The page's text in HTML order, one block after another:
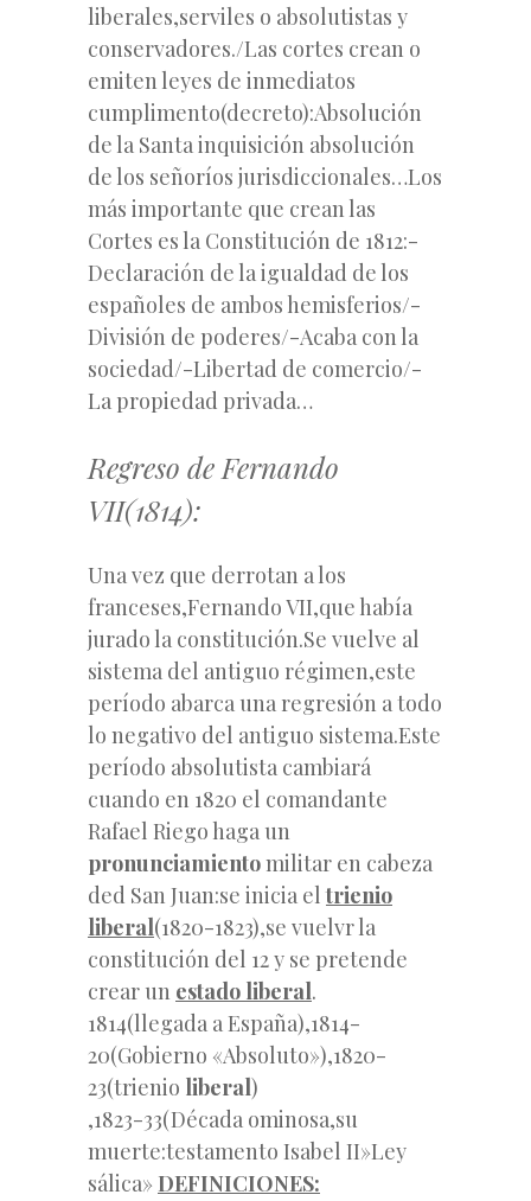
liberales,serviles o absolutistas y
conservadores./Las cortes crean o
emiten leyes de inmediatos
cumplimento(decreto):Absolución
de la Santa inquisición absolución
de los señoríos jurisdiccionales…Los
más importante que crean las
Cortes es la Constitución de 1812:-
Declaración de la igualdad de los
españoles de ambos hemisferios/-
División de poderes/-Acaba con la
sociedad/-Libertad de comercio/-
La propiedad privada…
Regreso de Fernando
VII(1814):
Una vez que derrotan a los
franceses,Fernando VII,que había
jurado la constitución.Se vuelve al
sistema del antiguo régimen,este
período abarca una regresión a todo
lo negativo del antiguo sistema.Este
período absolutista cambiará
cuando en 1820 el comandante
Rafael Riego haga un
pronunciamientomilitar en cabeza
ded San Juan:se inicia eltrienio
liberal(1820-1823),se vuelvr la
constitución del 12 y se pretende
crear un estado liberal.
1814(llegada a España),1814-
20(Gobierno «Absoluto»),1820-
23(trienio liberal)
,1823-33(Década ominosa,su
muerte:testamento Isabel II»Ley
sálica» DEFINICIONES: